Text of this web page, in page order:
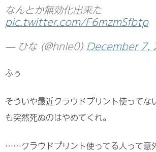
なんとか無効化出来た
pic.twitter.com/F6mzmSfbtp
— ひな (@hnle0) December 7,
ふぅ
そういや最近クラウドプリント使って
も突然死ぬのはやめてくれ。
……クラウドプリント使ってる人って意